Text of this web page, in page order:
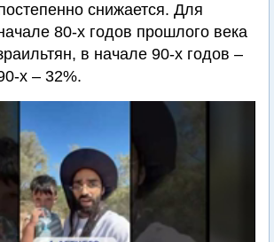
снижается. Для
80-х годов прошлого века
в начале 90-х годов –
х – 32%.